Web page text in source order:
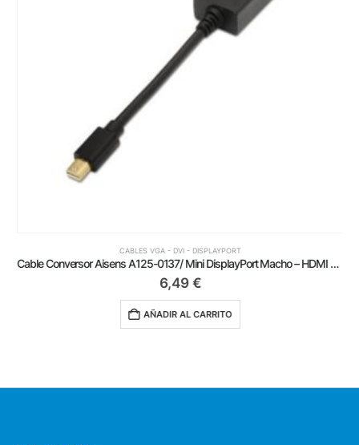
CABLES VGA - DVI - DISPLAYPORT
Cable Conversor Aisens A125-0137/ Mini DisplayPort Macho – HDMI Hembra/ 15cm/ Negro
6,49 €
AÑADIR AL CARRITO